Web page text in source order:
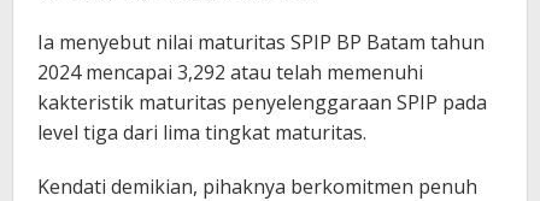
Ia menyebut nilai maturitas SPIP BP Batam tahun
2024 mencapai 3,292 atau telah memenuhi
kakteristik maturitas penyelenggaraan SPIP pada
level tiga dari lima tingkat maturitas.
Kendati demikian, pihaknya berkomitmen penuh